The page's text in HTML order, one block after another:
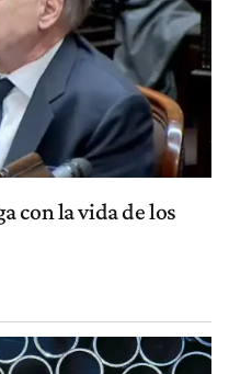
con la vida de los